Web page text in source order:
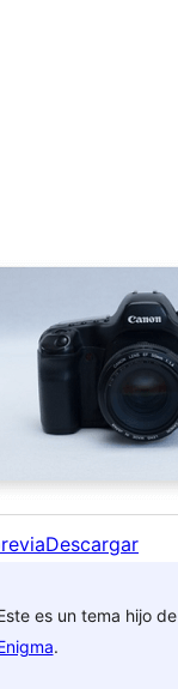
Descargar
es un tema hijo de
.